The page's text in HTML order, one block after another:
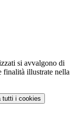
si avvalgono di
finalità illustrate nella
tutti i cookies